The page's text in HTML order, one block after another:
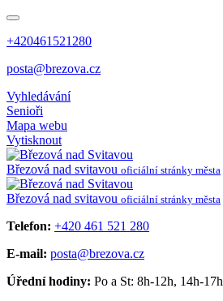
+420461521280
posta@brezova.cz
Vyhledávání
Senioři
Mapa webu
Vytisknout
Březová nad svitavou oficiální stránky města
Březová nad svitavou oficiální stránky města
Telefon: +420 461 521 280
E-mail: posta@brezova.cz
Úřední hodiny: Po a St: 8h-12h, 14h-17h